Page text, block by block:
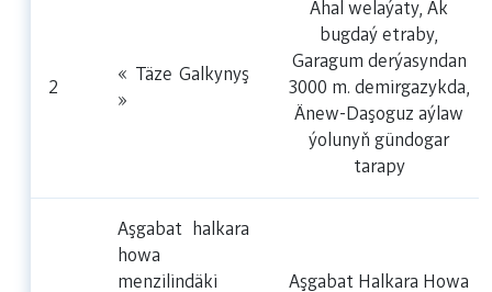
2
« Täze Galkynyş
»
Ahal welaýaty, Ak
bugdaý etraby,
Garagum derýasyndan
3000 m. demirgazykda,
Änew-Daşoguz aýlaw
ýolunyň gündogar
tarapy
Aşgabat halkara
howa
menzilindäki
Aşgabat Halkara Howa